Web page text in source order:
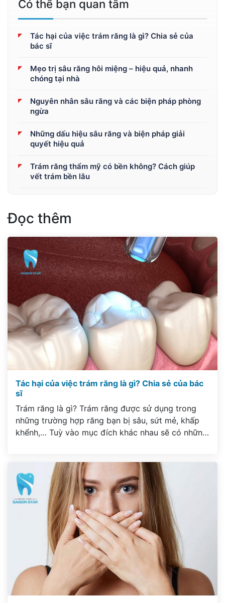
Có thể bạn quan tâm
Tác hại của việc trám răng là gì? Chia sẻ của
bác sĩ
Mẹo trị sâu răng hôi miệng – hiệu quả, nhanh
chóng tại nhà
Nguyên nhân sâu răng và các biện pháp phòng
ngừa
Những dấu hiệu sâu răng và biện pháp giải
quyết hiệu quả
Trám răng thẩm mỹ có bền không? Cách giúp
vết trám bền lâu
Đọc thêm
Tác hại của việc trám răng là gì? Chia sẻ của bác
sĩ
Trám răng là gì? Trám răng được sử dụng trong
những trường hợp răng bạn bị sâu, sứt mẻ, khấp
khểnh,… Tuỳ vào mục đích khác nhau sẽ có những
trong suốt quá trình thực […]